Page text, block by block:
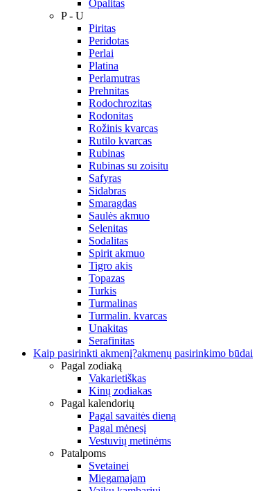
Opalitas
P - U
Piritas
Peridotas
Perlai
Platina
Perlamutras
Prehnitas
Rodochrozitas
Rodonitas
Rožinis kvarcas
Rutilo kvarcas
Rubinas
Rubinas su zoisitu
Safyras
Sidabras
Smaragdas
Saulės akmuo
Selenitas
Sodalitas
Spirit akmuo
Tigro akis
Topazas
Turkis
Turmalinas
Turmalin. kvarcas
Unakitas
Serafinitas
Kaip pasirinkti akmenį?akmenų pasirinkimo būdai
Pagal zodiaką
Vakarietiškas
Kinų zodiakas
Pagal kalendorių
Pagal savaitės dieną
Pagal mėnesį
Vestuvių metinėms
Patalpoms
Svetainei
Miegamajam